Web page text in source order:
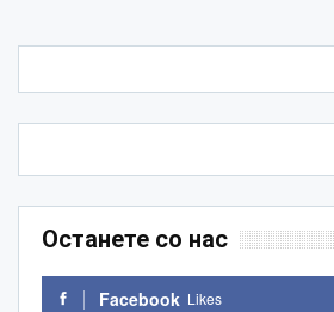
Останете со нас
Facebook Likes